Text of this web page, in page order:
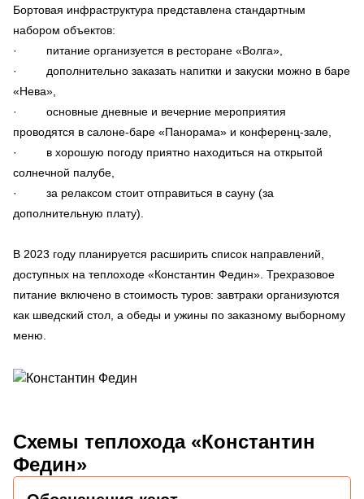
Бортовая инфраструктура представлена стандартным
набором объектов:
· питание организуется в ресторане «Волга»,
· дополнительно заказать напитки и закуски можно в баре
«Нева»,
· основные дневные и вечерние мероприятия
проводятся в салоне-баре «Панорама» и конференц-зале,
· в хорошую погоду приятно находиться на открытой
солнечной палубе,
· за релаксом стоит отправиться в сауну (за
дополнительную плату).
В 2023 году планируется расширить список направлений,
доступных на теплоходе «Константин Федин». Трехразовое
питание включено в стоимость туров: завтраки организуются
как шведский стол, а обеды и ужины по заказному выборному
меню.
Схемы теплохода «Константин
Федин»